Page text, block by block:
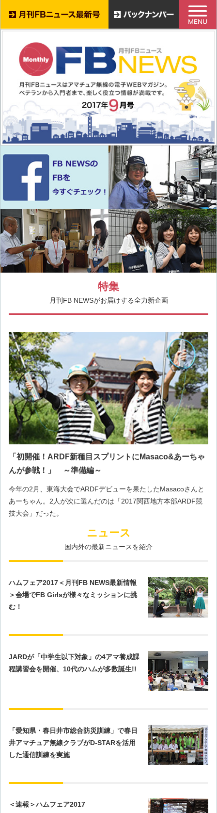
特集
月刊FB NEWSがお届けする全力新企画
「初開催！ARDF新種目スプリントにMasaco&あーちゃ
んが参戦！」 ～準備編～
今年の2月、東海大会でARDFデビューを果たしたMasacoさんと
あーちゃん。2人が次に選んだのは「2017関西地方本部ARDF競
技大会」だった。
ニュース
国内外の最新ニュースを紹介
ハムフェア2017＜月刊FB NEWS最新情報
＞会場でFB Girlsが様々なミッションに挑
む！
JARDが「中学生以下対象」の4アマ養成課
程講習会を開催、10代のハムが多数誕生!!
「愛知県・春日井市総合防災訓練」で春日
井アマチュア無線クラブがD-STARを活用
した通信訓練を実施
＜速報＞ハムフェア2017